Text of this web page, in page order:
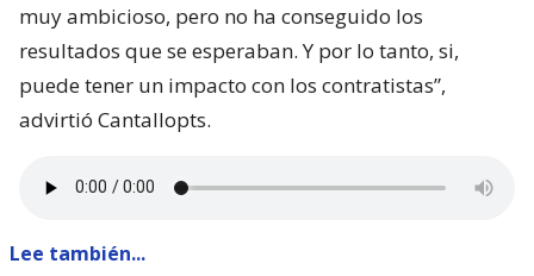
muy ambicioso, pero no ha conseguido los
resultados que se esperaban. Y por lo tanto, si,
puede tener un impacto con los contratistas”,
advirtió Cantallopts.
Lee también...